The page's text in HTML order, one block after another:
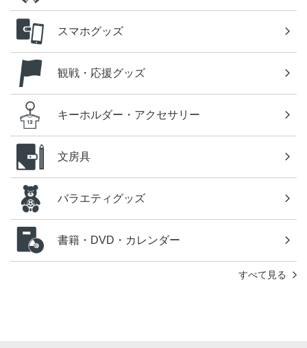
スマホグッズ
観戦・応援グッズ
キーホルダー・アクセサリー
文房具
バラエティグッズ
書籍・DVD・カレンダー
すべて見る